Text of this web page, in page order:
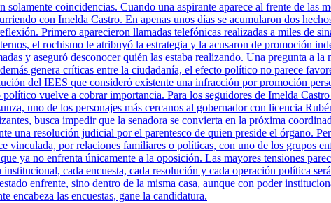
coincidencias. Cuando una aspirante aparece al frente de las
con Imelda Castro. En apenas unos días se acumularon dos
Primero aparecieron llamadas telefónicas realizadas a miles de
el rochismo le atribuyó la estrategia y la acusaron de promoción
y aseguró desconocer quién las estaba realizando. Una pregunta a
genera críticas entre la ciudadanía, el efecto político no parece
del IEES que consideró existente una infracción por promoción
vuelve a cobrar importancia. Para los seguidores de Imelda
uno de los personajes más cercanos al gobernador con licencia
busca impedir que la senadora se convierta en la próxima
una resolución judicial por el parentesco de quien preside el órgano.
vinculada, por relaciones familiares o políticas, con uno de los grupos
ya no enfrenta únicamente a la oposición. Las mayores tensiones
cada encuesta, cada resolución y cada operación política
enfrente, sino dentro de la misma casa, aunque con poder
encabeza las encuestas, gane la candidatura.